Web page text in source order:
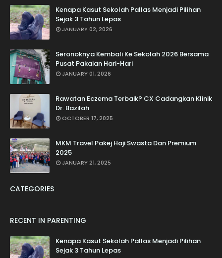
Kenapa Kasut Sekolah Pallas Menjadi Pilihan
Sejak 3 Tahun Lepas
JANUARY 02, 2026
Seronoknya Kembali Ke Sekolah 2026 Bersama
Pusat Pakaian Hari-Hari
JANUARY 01, 2026
Rawatan Eczema Terbaik? CX Cadangkan Klinik
Dr. Bazilah
OCTOBER 17, 2025
MKM Travel Pakej Haji Swasta Dan Premium
2025
JANUARY 21, 2025
CATEGORIES
RECENT IN PARENTING
Kenapa Kasut Sekolah Pallas Menjadi Pilihan
Sejak 3 Tahun Lepas